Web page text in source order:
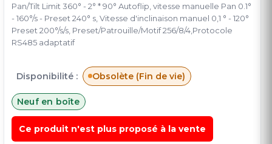
Pan/Tilt Limit 360° - 2° * 90° Autoflip, vitesse manuelle Pan 0.1°
- 160°/s - Preset 240° s, Vitesse d'inclinaison manuel 0,1 ° - 120°
Preset 200°/s/s, Preset/Patrouille/Motif 256/8/4,Protocole
RS485 adaptatif
Disponibilité : Obsolète (Fin de vie)
Neuf en boîte
Ce produit n'est plus proposé à la vente